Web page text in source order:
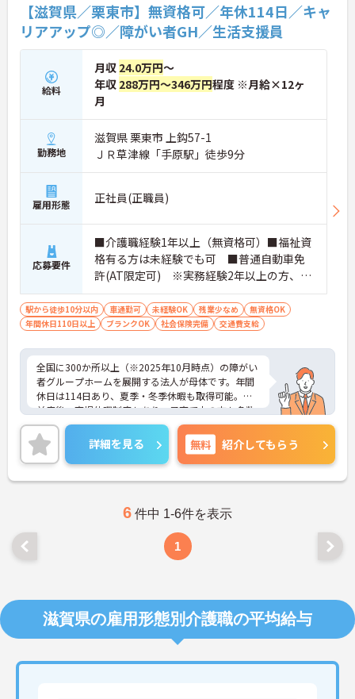
★おすすめPOINT★
・生活支援員からスタートし、サービス管理責任者
やエリアマネージャーへと続く明確なステップアッ
プの道筋が用意されています。急成長中の企業であ
るためポストも豊富にあり、専門性を高めながらマ
ネジメント職への挑戦も視野に入れていただけま
す。
かりと整備されています。オンとオフの切り替えを
明確にし、心身ともに充実した状態で長くご活躍い
・グループホーム一棟あたりの入居者様20名定員を
常時2～4名のスタッフで支援、国基準を上回る人員
配置や夜間複数名体制が敷かれているため、業務に
追われることなくご利用者様のペースに合わせたサ
ポートが可能です。施設も専用設計で働きやすく、
ご自身の理想とする福祉を実践できる環境が整って
います。
【滋賀県／栗東市】無資格可／年休114日／キャ
リアアップ◎／障がい者GH／生活支援員
給料
月収 24.0万円～
年収 288万円～346万円程度 ※月給×12ヶ
月
勤務地
滋賀県 栗東市 上鈎57-1
ＪＲ草津線「手原駅」徒歩9分
雇用形態 正社員(正職員)
応募要件
■介護職経験1年以上（無資格可）■福祉資
格有る方は未経験でも可 ■普通自動車免
許(AT限定可) ※実務経験2年以上の方、障
がい者福祉に関する経験をお持ちの方大歓
迎
駅から徒歩10分以内 車通勤可 未経験OK 残業少なめ
無資格OK
年間休日110日以上
ブランクOK 社会保険完備 交通費支給
全国に300か所以上（※2025年10月時点）の障がい
者グループホームを展開する法人が母体です。年間
休日は114日あり、夏季・冬季休暇も取得可能。産
前産後・育児休暇制度もあり、子育て中の方も多数
活躍中で、ワークライフバランスを大切にしながら
働ける環境が整っています。研修制度や外部勉強会
の受講支援もあり、スキルアップもしっかりサポー
ト。将来的には管理者やエリアマネージャーへのキ
ャリアアップも目指せます。20代から60代まで幅広
の職場です。介護経験を活かしたい方、福祉の資格
をお持ちの方、安定した法人でキャリアを築きたい
プの道筋が用意されています。急成長中の企業であ
るためポストも豊富にあり、専門性を高めながらマ
ネジメント職への挑戦も視野に入れていただけま
・年間休日114日、残業月平均10時間程度という就
詳細を見る 無料 紹介してもらう
6 件中 1-6件を表示
1
滋賀県の雇用形態別介護職の平均給与